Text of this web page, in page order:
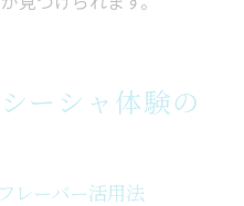
ーシャ体験の
レーバー活用法